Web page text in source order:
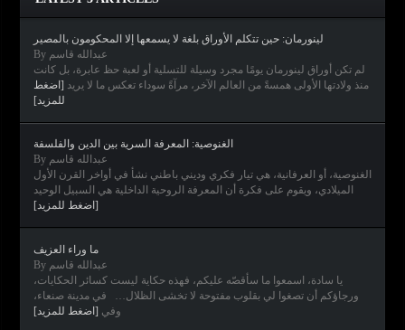
لينورمان: حين تتكلم الأوراق بلغة لا يسمعها إلا المحكومون بالمصير
By عبدالله قاسم
لم تكن أوراق لينورمان يومًا مجرد وسيلة للتسلية أو لعبة حظ عابرة، بل كانت
منذ ولادتها الأولى همسةً من العالم الآخر، مرآةً سوداء تعكس ما لا يريد [اضغط
للمزيد]
الغنوصية: المعرفة السرية بين الدين والفلسفة
By عبدالله قاسم
الغنوصية، أو العرفانية، هي تيار فكري وديني باطني نشأ في أواخر القرن الأول
الميلادي، ويقوم على فكرة أن المعرفة الروحية الداخلية هي السبيل الوحيد
[اضغط للمزيد]
ما وراء العزيف
By عبدالله قاسم
يا سادة، اسمعوا ما سأقصّه عليكم، فهذه حكاية ليست كسائر الحكايات،
ورجاؤكم أن تصغوا لي بقلوب مفتوحة لا تخشى الظلال… في مدينة صنعاء،
وفي [اضغط للمزيد]